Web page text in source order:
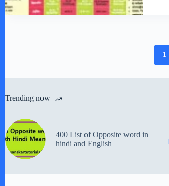
1
Trending now
400 List of Opposite word in
hindi and English